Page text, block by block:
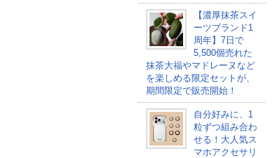
【濃厚抹茶スイ
ーツブランド1
周年】7日で
5,500個売れた
抹茶大福やマドレーヌなど
を楽しめる限定セットが、
期間限定で販売開始！
自分好みに、1
粒ずつ組み合わ
せる！大人気ス
マホアクセサリ